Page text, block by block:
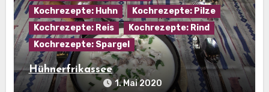
Kochrezepte: Huhn
Kochrezepte: Pilze
Kochrezepte: Reis
Kochrezepte: Rind
Kochrezepte: Spargel
Hühnerfrikassee
1. Mai 2020